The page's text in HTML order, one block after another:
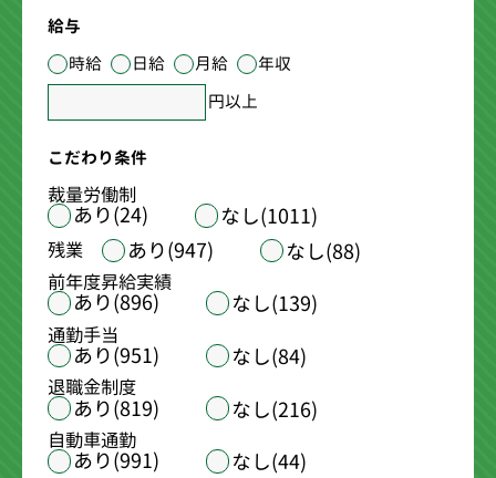
給与
時給
日給 月給
年収
円以上
こだわり条件
裁量労働制
あり(24) なし(1011)
残業 あり(947) なし(88)
前年度昇給実績
あり(896) なし(139)
通勤手当
あり(951) なし(84)
退職金制度
あり(819) なし(216)
自動車通勤
あり(991) なし(44)